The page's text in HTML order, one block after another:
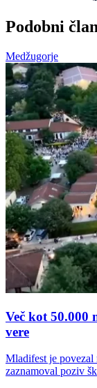
Podobni
Medžugorje
Več kot
vere
Mladifest je povezal
zaznamoval poziv